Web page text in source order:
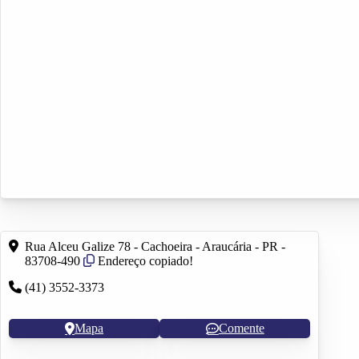
Rua Alceu Galize 78 - Cachoeira - Araucária - PR -
83708-490
Endereço copiado!
(41) 3552-3373
Mapa Comente